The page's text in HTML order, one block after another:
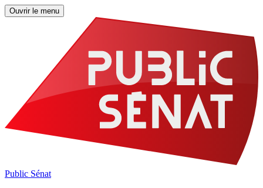
Ouvrir le menu
Public Sénat